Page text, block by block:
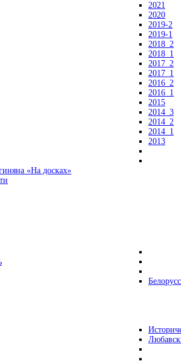
2021
2020
2019-2
2019-1
2018_2
2018_1
2017_2
2017_1
2016_2
2016_1
2015
2014_3
2014_2
2014_1
2013
«На досках»